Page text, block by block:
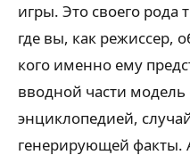
игры. Это своего рода
где вы, как режиссер,
кого именно ему
вводной части модель
энциклопедией,
генерирующей факты.